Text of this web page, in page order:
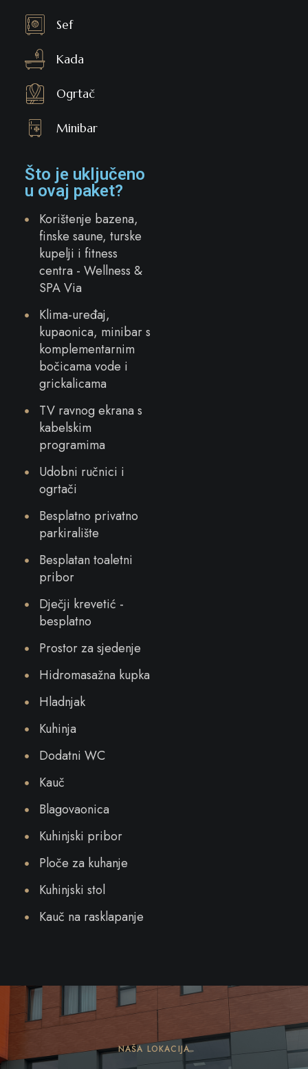
Sef
Kada
Ogrtač
Minibar
Što je uključeno
u ovaj paket?
Korištenje bazena,
finske saune, turske
kupelji i fitness
centra - Wellness &
SPA Via
Klima-uređaj,
kupaonica, minibar s
komplementarnim
bočicama vode i
grickalicama
TV ravnog ekrana s
kabelskim
programima
Udobni ručnici i
ogrtači
Besplatno privatno
parkiralište
Besplatan toaletni
pribor
Dječji krevetić -
besplatno
Prostor za sjedenje
Hidromasažna kupka
Hladnjak
Kuhinja
Dodatni WC
Kauč
Blagovaonica
Kuhinjski pribor
Ploče za kuhanje
Kuhinjski stol
Kauč na rasklapanje
NAŠA LOKACIJA